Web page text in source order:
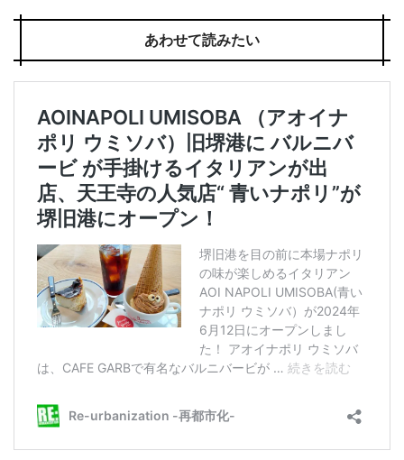
あわせて読みたい